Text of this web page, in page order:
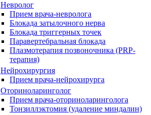
Невролог
Прием врача-невролога
Блокада затылочного нерва
Блокада триггерных точек
Паравертебральная блокада
Плазмотерапия позвоночника (PRP-
терапия)
Нейрохирургия
Прием врача-нейрохирурга
Оториноларинголог
Прием врача-оториноларинголога
Тонзиллэктомия (удаление миндалин)